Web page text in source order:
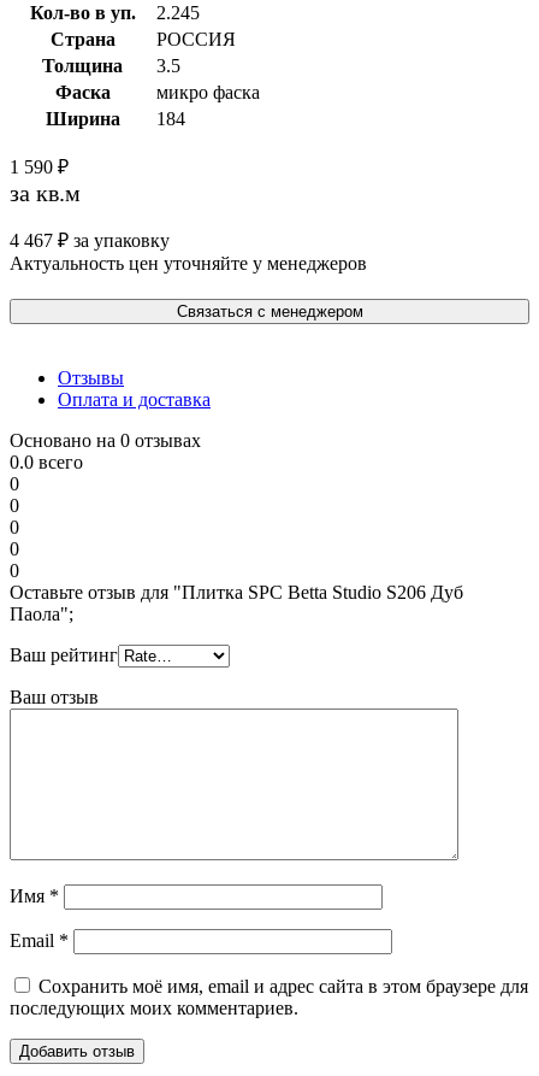
Кол-во в уп.
2.245
Страна
РОССИЯ
Толщина
3.5
Фаска
микро фаска
Ширина
184
1 590 ₽
за кв.м
4 467 ₽ за упаковку
Актуальность цен уточняйте у менеджеров
Связаться с менеджером
Отзывы
Оплата и доставка
Основано на 0 отзывах
0.0 всего
0
0
0
0
0
Оставьте отзыв для "Плитка SPC Betta Studio S206 Дуб
Паола";
Ваш рейтинг
Ваш отзыв
Имя *
Email *
Сохранить моё имя, email и адрес сайта в этом браузере для
последующих моих комментариев.